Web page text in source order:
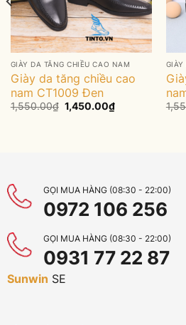
GIÀY DA TĂNG CHIỀU CAO NAM
Giày da tăng chiều cao
nam CT1009 Đen
1,550.00₫ Original
price
1,450.00₫Current
price
GIÀY
GỌI MUA HÀNG (08:30 - 22:00)
0972 106 256
GỌI MUA HÀNG (08:30 - 22:00)
0931 77 22 87
Sunwin SE